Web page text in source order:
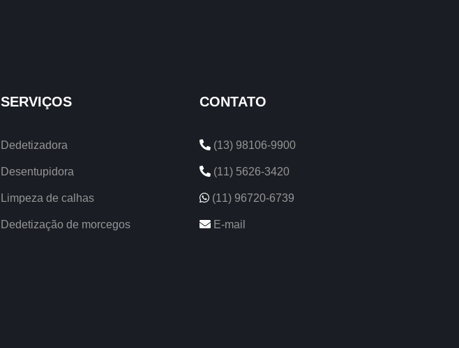
SERVIÇOS
Dedetizadora
Desentupidora
Limpeza de calhas
Dedetização de morcegos
CONTATO
(13) 98106-9900
(11) 5626-3420
(11) 96720-6739
E-mail